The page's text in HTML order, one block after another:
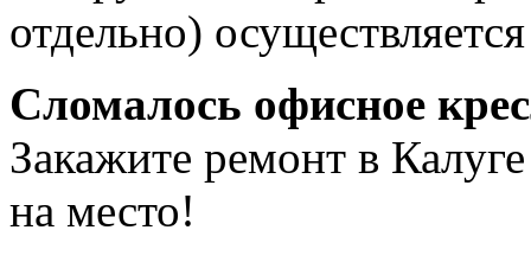
отдельно)
Сломалось офисное
Закажите ремонт в
на место!